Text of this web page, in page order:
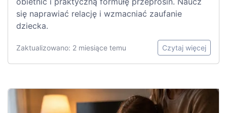
się naprawiać relację i wzmacniać zaufanie
dziecka.
Zaktualizowano: 2 miesiące temu Czytaj więcej